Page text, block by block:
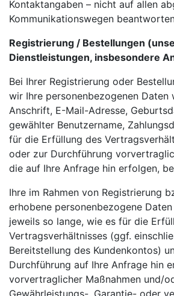
Kontaktangaben – nicht auf allen
Kommunikationswegen
Registrierung / Bestellungen
Dienstleistungen, insbesondere
Bei Ihrer Registrierung oder
wir Ihre personenbezogenen Daten
Anschrift, E-Mail-Adresse,
gewählter Benutzername,
für die Erfüllung des
oder zur Durchführung
die auf Ihre Anfrage hin erfolgen,
Ihre im Rahmen von Registrierung
erhobene personenbezogene
jeweils so lange, wie es für die
Vertragsverhältnisses (ggf.
Bereitstellung des Kundenkontos)
Durchführung auf Ihre Anfrage hin
vorvertraglicher Maßnahmen und/